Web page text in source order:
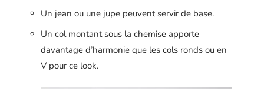
Un jean ou une jupe peuvent servir de base.
Un col montant sous la chemise apporte
davantage d’harmonie que les cols ronds ou en
V pour ce look.